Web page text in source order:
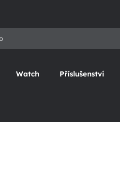
Watch Příslušenství